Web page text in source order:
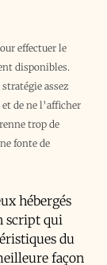
effectuer le
disponibles.
stratégie assez
et de ne l’afficher
trop de
fonte de
hébergés
script qui
du
façon